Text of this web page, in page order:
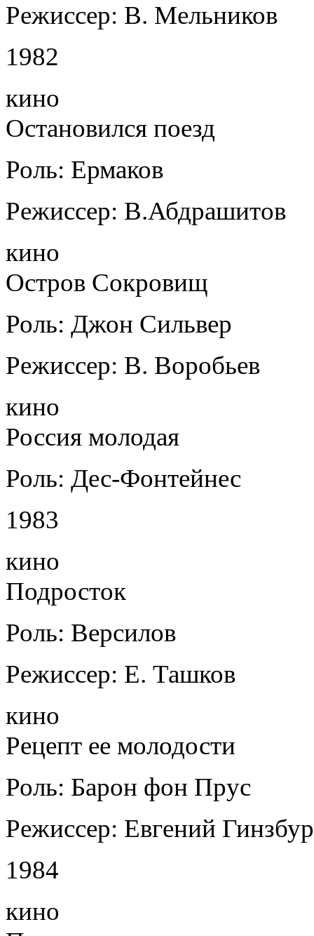
Режиссер: В. Мельников
1982
кино
Остановился поезд
Роль: Ермаков
Режиссер: В.Абдрашитов
кино
Остров Сокровищ
Роль: Джон Сильвер
Режиссер: В. Воробьев
кино
Россия молодая
Роль: Дес-Фонтейнес
1983
кино
Подросток
Роль: Версилов
Режиссер: Е. Ташков
кино
Рецепт ее молодости
Роль: Барон фон Прус
Режиссер: Евгений
1984
кино